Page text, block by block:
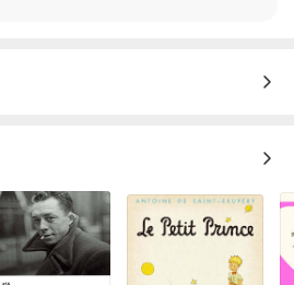
는 여자.〈새들이 비처럼 내린다〉를 끝낸
뭘 한 거야? 숲속 깊은 곳에 사는 늙은이가
은 오히려 독자를 끌어당기는 힘이 되었다.
주에서뿐만 아니라 전 세계 거의 모든 곳
다. 스티브는 처음에는 꺼려하던 찰리와
진을 찍기 위해 나타난다.
으로 인도함에 따라 결국 그보다 훨씬 더
찰리 사이에 이루어진 교감은 서로의 눈
부터 66년을 정신 병원에 갇혀 있다가 탈출